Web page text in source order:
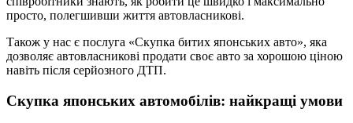
просто, полегшивши життя автовласникові.
Також у нас є послуга «Скупка битих японських авто», яка
дозволяє автовласникові продати своє авто за хорошою ціною
навіть після серйозного ДТП.
Скупка японських автомобілів: найкращі умови